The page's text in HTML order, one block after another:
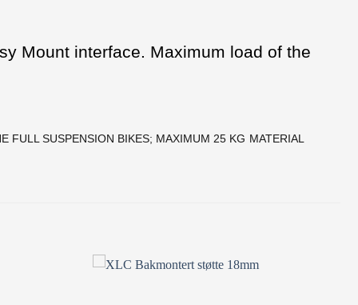
Mount interface. Maximum load of the
FULL SUSPENSION BIKES; MAXIMUM 25 KG MATERIAL